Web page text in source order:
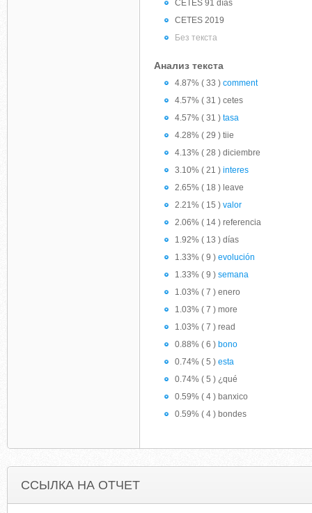
CETES 91 días
CETES 2019
Без текста
Анализ текста
4.87% ( 33 ) comment
4.57% ( 31 ) cetes
4.57% ( 31 ) tasa
4.28% ( 29 ) tiie
4.13% ( 28 ) diciembre
3.10% ( 21 ) interes
2.65% ( 18 ) leave
2.21% ( 15 ) valor
2.06% ( 14 ) referencia
1.92% ( 13 ) días
1.33% ( 9 ) evolución
1.33% ( 9 ) semana
1.03% ( 7 ) enero
1.03% ( 7 ) more
1.03% ( 7 ) read
0.88% ( 6 ) bono
0.74% ( 5 ) esta
0.74% ( 5 ) ¿qué
0.59% ( 4 ) banxico
0.59% ( 4 ) bondes
ССЫЛКА НА ОТЧЕТ